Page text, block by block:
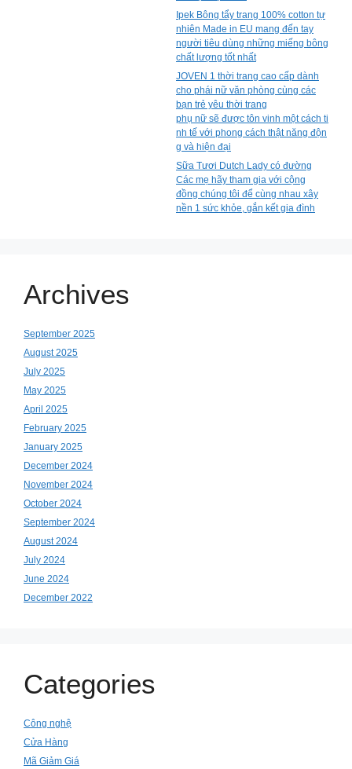
Ipek Bông tẩy trang 100% cotton tự
nhiên Made in EU mang đến tay
người tiêu dùng những miếng bông
chất lượng tốt nhất
JOVEN 1 thời trang cao cấp dành
cho phái nữ văn phòng cùng các
bạn trẻ yêu thời trang
phụ nữ sẽ được tôn vinh một cách ti
nh tế với phong cách thật năng độn
g và hiện đại
Sữa Tươi Dutch Lady có đường
Các mẹ hãy tham gia với cộng
đồng chúng tôi để cùng nhau xây
nền 1 sức khỏe, gắn kết gia đình
Archives
September 2025
August 2025
July 2025
May 2025
April 2025
February 2025
January 2025
December 2024
November 2024
October 2024
September 2024
August 2024
July 2024
June 2024
December 2022
Categories
Công nghệ
Cửa Hàng
Mã Giảm Giá